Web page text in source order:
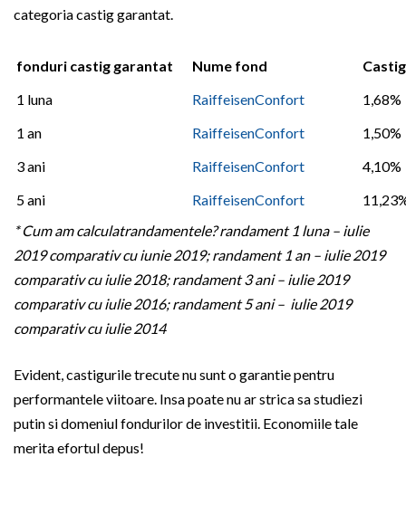
categoria castig garantat.
fonduri castig garantat Nume fond
Castig
1 luna
RaiffeisenConfort
1,68%
1 an
RaiffeisenConfort
1,50%
3 ani
RaiffeisenConfort
4,10%
5 ani
RaiffeisenConfort
* Cum am calculatrandamentele? randament 1 luna – iulie
2019 comparativ cu iunie 2019; randament 1 an – iulie 2019
comparativ cu iulie 2018; randament 3 ani – iulie 2019
comparativ cu iulie 2016; randament 5 ani – iulie 2019
comparativ cu iulie 2014
Evident, castigurile trecute nu sunt o garantie pentru
performantele viitoare. Insa poate nu ar strica sa studiezi
putin si domeniul fondurilor de investitii. Economiile tale
merita efortul depus!